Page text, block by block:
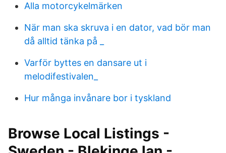
Alla motorcykelmärken
När man ska skruva i en dator, vad bör man
då alltid tänka på _
Varför byttes en dansare ut i
melodifestivalen_
Hur många invånare bor i tyskland
Browse Local Listings -